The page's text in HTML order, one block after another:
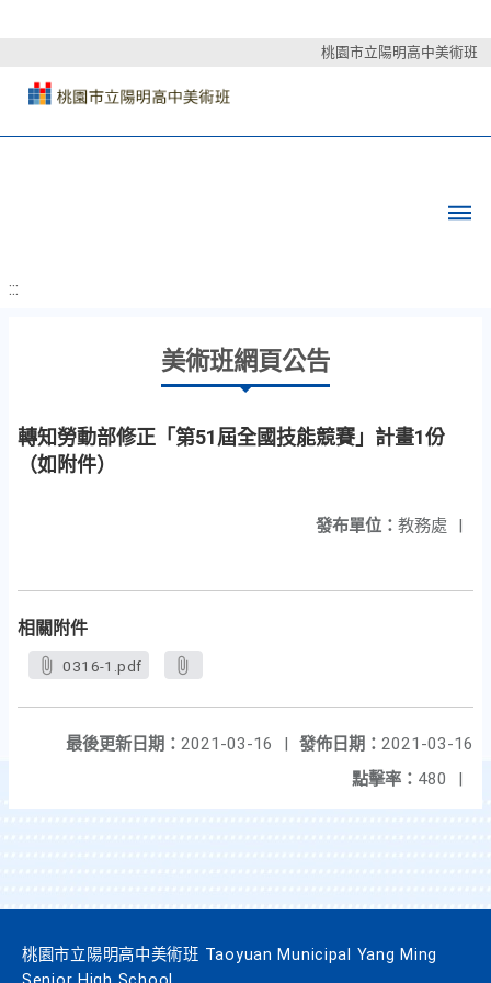
桃園市立陽明高中美術班
:::
美術班網頁公告
轉知勞動部修正「第51屆全國技能競賽」計畫1份
（如附件）
發布單位： 教務處 |
相關附件
0316-1.pdf
發佈日期： 2021-03-16
最後更新日期： 2021-03-16
|
點擊率： 480 |
桃園市立陽明高中美術班 Taoyuan Municipal Yang Ming